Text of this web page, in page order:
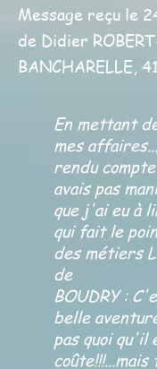
Message reçu le
de Didier
BANCHARELLE,
En mettant
mes
rendu
avais pas
que j'ai eu à
qui fait le
des métiers
de
BOUDRY :
belle
pas quoi qu'il